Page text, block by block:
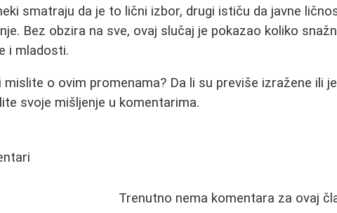
smatraju da je to lični izbor, drugi ističu da javne
Bez obzira na sve, ovaj slučaj je pokazao koliko
i mladosti.
mislite o ovim promenama? Da li su previše izražene ili
svoje mišljenje u komentarima.
Trenutno nema komentara za ovaj